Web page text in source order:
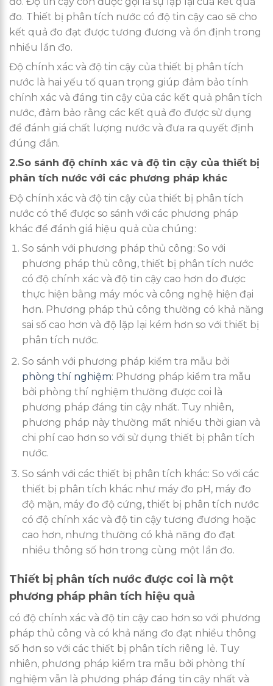
đo. Thiết bị phân tích nước có độ tin cậy cao sẽ cho
kết quả đo đạt được tương đương và ổn định trong
nhiều lần đo.
Độ chính xác và độ tin cậy của thiết bị phân tích
nước là hai yếu tố quan trọng giúp đảm bảo tính
chính xác và đáng tin cậy của các kết quả phân tích
nước, đảm bảo rằng các kết quả đo được sử dụng
để đánh giá chất lượng nước và đưa ra quyết định
đúng đắn.
2.So sánh độ chính xác và độ tin cậy của thiết bị
phân tích nước với các phương pháp khác
Độ chính xác và độ tin cậy của thiết bị phân tích
nước có thể được so sánh với các phương pháp
khác để đánh giá hiệu quả của chúng:
So sánh với phương pháp thủ công: So với
phương pháp thủ công, thiết bị phân tích nước
có độ chính xác và độ tin cậy cao hơn do được
thực hiện bằng máy móc và công nghệ hiện đại
hơn. Phương pháp thủ công thường có khả năng
sai số cao hơn và độ lặp lại kém hơn so với thiết bị
phân tích nước.
So sánh với phương pháp kiểm tra mẫu bởi
phòng thí nghiệm: Phương pháp kiểm tra mẫu
bởi phòng thí nghiệm thường được coi là
phương pháp đáng tin cậy nhất. Tuy nhiên,
phương pháp này thường mất nhiều thời gian và
chi phí cao hơn so với sử dụng thiết bị phân tích
nước.
So sánh với các thiết bị phân tích khác: So với các
thiết bị phân tích khác như máy đo pH, máy đo
độ mặn, máy đo độ cứng, thiết bị phân tích nước
có độ chính xác và độ tin cậy tương đương hoặc
cao hơn, nhưng thường có khả năng đo đạt
nhiều thông số hơn trong cùng một lần đo.
Thiết bị phân tích nước được coi là một
phương pháp phân tích hiệu quả
có độ chính xác và độ tin cậy cao hơn so với phương
pháp thủ công và có khả năng đo đạt nhiều thông
số hơn so với các thiết bị phân tích riêng lẻ. Tuy
nhiên, phương pháp kiểm tra mẫu bởi phòng thí
nghiệm vẫn là phương pháp đáng tin cậy nhất và